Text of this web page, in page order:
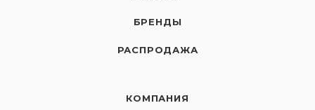
БРЕНДЫ
РАСПРОДАЖА
КОМПАНИЯ